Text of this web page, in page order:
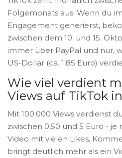
Folgemonats aus. Wenn du
Engagement generierst,
zwischen dem 10. und 15.
immer über PayPal und nur,
US-Dollar (ca. 1,85 Euro)
Wie viel verdient
Views auf TikTok
Mit 100.000 Views verdienst
zwischen 0,50 und 5 Euro - je
Video mit vielen Likes,
bringt deutlich mehr als ein